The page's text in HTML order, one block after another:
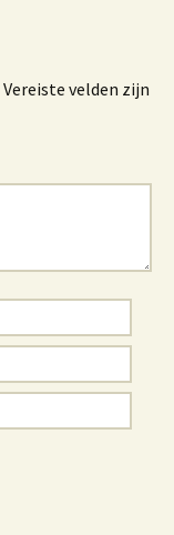
Vereiste velden zijn